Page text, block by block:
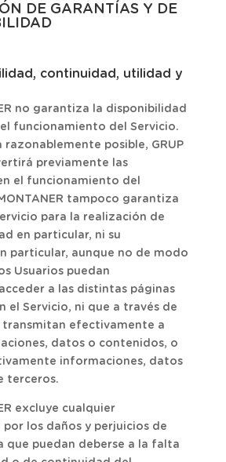
DE GARANTÍAS Y DE
continuidad, utilidad y
no garantiza la disponibilidad
funcionamiento del Servicio.
razonablemente posible, GRUP
previamente las
el funcionamiento del
tampoco garantiza
para la realización de
en particular, ni su
particular, aunque no de modo
Usuarios puedan
a las distintas páginas
el Servicio, ni que a través de
transmitan efectivamente a
datos o contenidos, o
informaciones, datos
terceros.
excluye cualquier
por los daños y perjuicios de
que puedan deberse a la falta